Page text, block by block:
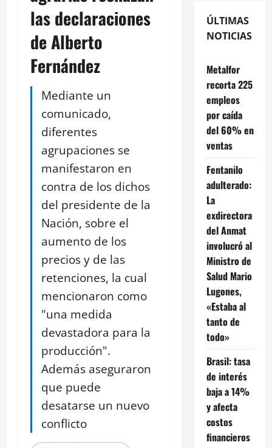
las declaraciones
de Alberto
Fernández
Mediante un
comunicado,
diferentes
agrupaciones se
manifestaron en
contra de los dichos
del presidente de la
Nación, sobre el
aumento de los
precios y de las
retenciones, la cual
mencionaron como
"una medida
devastadora para la
producción".
Además aseguraron
que puede
desatarse un nuevo
conflicto
ÚLTIMAS
NOTICIAS
Metalfor
recorta 225
empleos
por caída
del 60% en
ventas
Fentanilo
adulterado:
La
exdirectora
del Anmat
involucró al
Ministro de
Salud Mario
Lugones,
«Estaba al
tanto de
todo»
Brasil: tasa
de interés
baja a 14%
y afecta
costos
financieros